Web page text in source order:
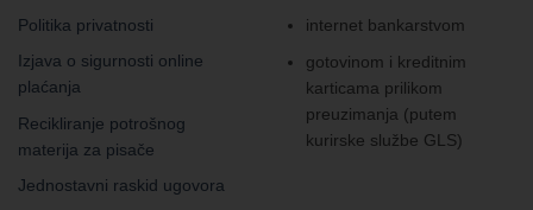
Politika privatnosti
Izjava o sigurnosti online
plaćanja
Recikliranje potrošnog
materija za pisače
Jednostavni raskid ugovora
internet bankarstvom
gotovinom i kreditnim
karticama prilikom
preuzimanja (putem
kurirske službe GLS)